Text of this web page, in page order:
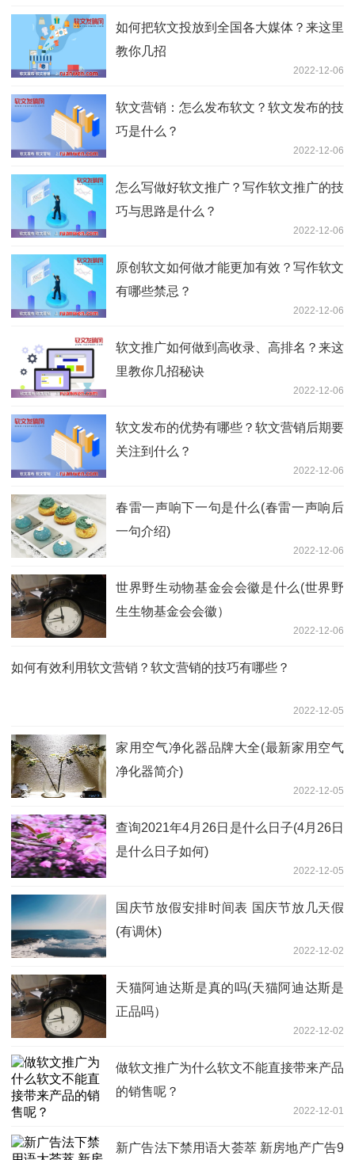
如何把软文投放到全国各大媒体？来这里
教你几招
2022-12-06
软文营销：怎么发布软文？软文发布的技
巧是什么？
2022-12-06
怎么写做好软文推广？写作软文推广的技
巧与思路是什么？
2022-12-06
原创软文如何做才能更加有效？写作软文
有哪些禁忌？
2022-12-06
软文推广如何做到高收录、高排名？来这
里教你几招秘诀
2022-12-06
软文发布的优势有哪些？软文营销后期要
关注到什么？
2022-12-06
春雷一声响下一句是什么(春雷一声响后
一句介绍)
2022-12-06
世界野生动物基金会会徽是什么(世界野
生生物基金会会徽）
2022-12-06
如何有效利用软文营销？软文营销的技巧有哪些？
2022-12-05
家用空气净化器品牌大全(最新家用空气
净化器简介)
2022-12-05
查询2021年4月26日是什么日子(4月26日
是什么日子如何)
2022-12-05
国庆节放假安排时间表 国庆节放几天假
(有调休)
2022-12-02
天猫阿迪达斯是真的吗(天猫阿迪达斯是
正品吗）
2022-12-02
做软文推广为什么软文不能直接带来产品
的销售呢？
2022-12-01
新广告法下禁用语大荟萃 新房地产广告9